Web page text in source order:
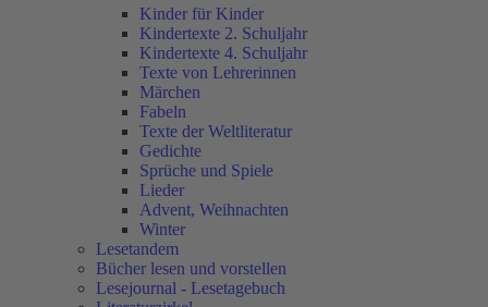
Kinder für Kinder
Kindertexte 2. Schuljahr
Kindertexte 4. Schuljahr
Texte von Lehrerinnen
Märchen
Fabeln
Texte der Weltliteratur
Gedichte
Sprüche und Spiele
Lieder
Advent, Weihnachten
Winter
Lesetandem
Bücher lesen und vorstellen
Lesejournal - Lesetagebuch